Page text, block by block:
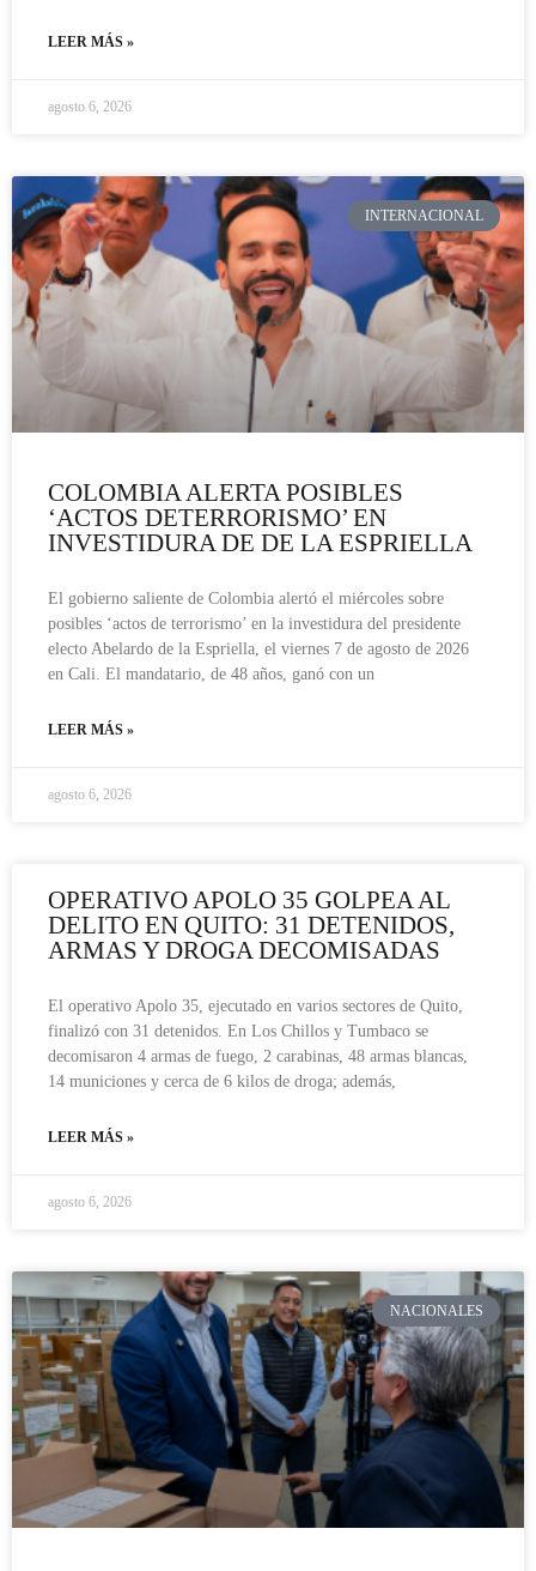
LEER MÁS »
agosto 6, 2026
INTERNACIONAL
COLOMBIA ALERTA POSIBLES
‘ACTOS DETERRORISMO’ EN
INVESTIDURA DE DE LA ESPRIELLA
El gobierno saliente de Colombia alertó el miércoles sobre
posibles ‘actos de terrorismo’ en la investidura del presidente
electo Abelardo de la Espriella, el viernes 7 de agosto de 2026
en Cali. El mandatario, de 48 años, ganó con un
LEER MÁS »
agosto 6, 2026
OPERATIVO APOLO 35 GOLPEA AL
DELITO EN QUITO: 31 DETENIDOS,
ARMAS Y DROGA DECOMISADAS
El operativo Apolo 35, ejecutado en varios sectores de Quito,
finalizó con 31 detenidos. En Los Chillos y Tumbaco se
decomisaron 4 armas de fuego, 2 carabinas, 48 armas blancas,
14 municiones y cerca de 6 kilos de droga; además,
LEER MÁS »
agosto 6, 2026
NACIONALES